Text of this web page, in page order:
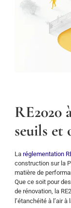
RE2020
seuils et
La réglementation
construction sur la
matière de
Que ce soit pour
de rénovation, la
l’étanchéité à l’air